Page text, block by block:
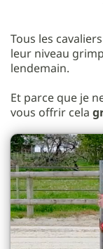
Tous les
leur niveau
lendemain.
Et parce que je
vous offrir cela